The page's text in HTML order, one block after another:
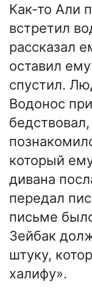
Как-то Али
встретил
рассказал
оставил
спустил.
Водонос
который
дивана
передал
письме
Зейбак
штуку,
халифу».